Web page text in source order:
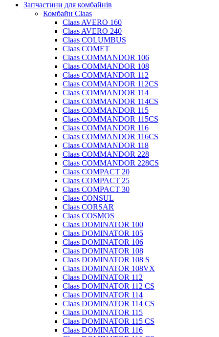
Запчастини для комбайнів
Комбайн Claas
Claas AVERO 160
Claas AVERO 240
Claas COLUMBUS
Claas COMET
Claas COMMANDOR 106
Claas COMMANDOR 108
Claas COMMANDOR 112
Claas COMMANDOR 112CS
Claas COMMANDOR 114
Claas COMMANDOR 114CS
Claas COMMANDOR 115
Claas COMMANDOR 115CS
Claas COMMANDOR 116
Claas COMMANDOR 116CS
Claas COMMANDOR 118
Claas COMMANDOR 228
Claas COMMANDOR 228CS
Claas COMPACT 20
Claas COMPACT 25
Claas COMPACT 30
Claas CONSUL
Claas CORSAR
Claas COSMOS
Claas DOMINATOR 100
Claas DOMINATOR 105
Claas DOMINATOR 106
Claas DOMINATOR 108
Claas DOMINATOR 108 S
Claas DOMINATOR 108VX
Claas DOMINATOR 112
Claas DOMINATOR 112 CS
Claas DOMINATOR 114
Claas DOMINATOR 114 CS
Claas DOMINATOR 115
Claas DOMINATOR 115 CS
Claas DOMINATOR 116